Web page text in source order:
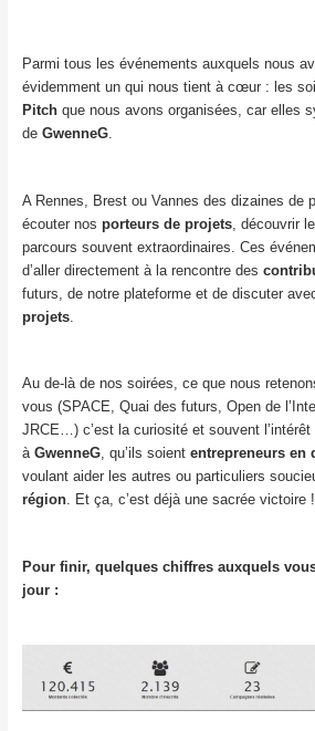
Parmi tous les événements auxquels nous
évidemment un qui nous tient à cœur : les
Pitchque nous avons organisées, car elles
de GwenneG.
A Rennes, Brest ou Vannes des dizaines de
écouter nos porteurs de projets, découvrir
parcours souvent extraordinaires. Ces
d’aller directement à la rencontre des
futurs, de notre plateforme et de discuter
projets.
Au de-là de nos soirées, ce que nous
vous (SPACE, Quai des futurs, Open de
JRCE…) c’est la curiosité et souvent
à GwenneG, qu’ils soient entrepreneurs en
voulant aider les autres ou particuliers
région. Et ça, c’est déjà une sacrée victoire !
Pour finir, quelques chiffres auxquels
jour :